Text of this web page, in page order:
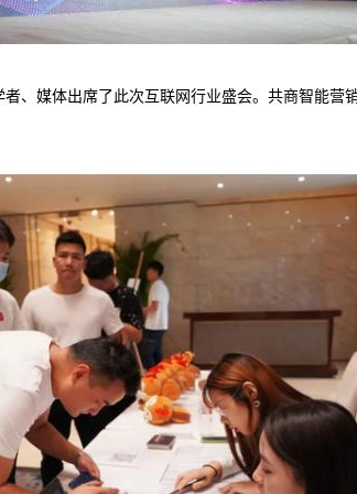
、媒体出席了此次互联网行业盛会。共商智能营